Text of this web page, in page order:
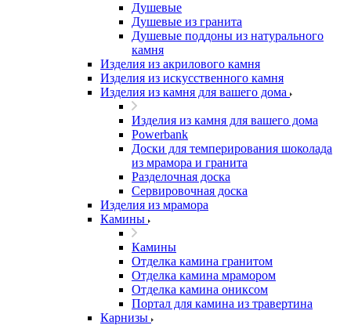
Душевые
Душевые из гранита
Душевые поддоны из натурального
камня
Изделия из акрилового камня
Изделия из искусственного камня
Изделия из камня для вашего дома
Изделия из камня для вашего дома
Powerbank
Доски для темперирования шоколада
из мрамора и гранита
Разделочная доска
Сервировочная доска
Изделия из мрамора
Камины
Камины
Отделка камина гранитом
Отделка камина мрамором
Отделка камина ониксом
Портал для камина из травертина
Карнизы